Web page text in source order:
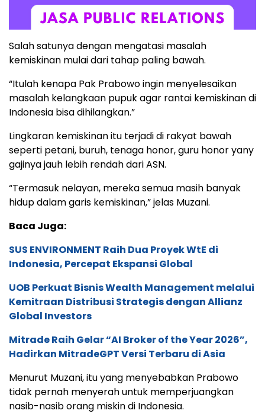
Salah satunya dengan mengatasi masalah
kemiskinan mulai dari tahap paling bawah.
“Itulah kenapa Pak Prabowo ingin menyelesaikan
masalah kelangkaan pupuk agar rantai kemiskinan di
Indonesia bisa dihilangkan.”
Lingkaran kemiskinan itu terjadi di rakyat bawah
seperti petani, buruh, tenaga honor, guru honor yany
gajinya jauh lebih rendah dari ASN.
“Termasuk nelayan, mereka semua masih banyak
hidup dalam garis kemiskinan,” jelas Muzani.
Baca Juga:
SUS ENVIRONMENT Raih Dua Proyek WtE di
Indonesia, Percepat Ekspansi Global
UOB Perkuat Bisnis Wealth Management melalui
Kemitraan Distribusi Strategis dengan Allianz
Global Investors
Mitrade Raih Gelar “AI Broker of the Year 2026”,
Hadirkan MitradeGPT Versi Terbaru di Asia
Menurut Muzani, itu yang menyebabkan Prabowo
tidak pernah menyerah untuk memperjuangkan
nasib-nasib orang miskin di Indonesia.